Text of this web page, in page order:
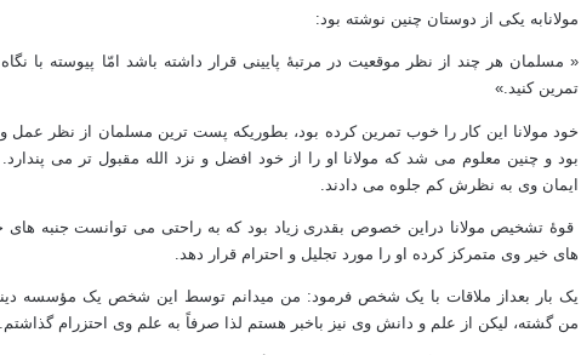
مولانابه یکی از دوستان چنین نوشته بود:
« مسلمان هر چند از نظر موقعیت در مرتبۀ پایینی قرار داشته باشد امّا پیوسته با
تمرین کنید.»
خود مولانا این کار را خوب تمرین کرده بود، بطوریکه پست ترین مسلمان از نظر
بود و چنین معلوم می شد که مولانا او را از خود افضل و نزد الله مقبول تر می
ایمان وی به نظرش کم جلوه می دادند.
قوۀ تشخیص مولانا دراین خصوص بقدری زیاد بود که به راحتی می توانست جنبه های
های خیر وی متمرکز کرده او را مورد تجلیل و احترام قرار دهد.
یک بار بعداز ملاقات با یک شخص فرمود: من میدانم توسط این شخص یک مؤسسه
من گشته، لیکن از علم و دانش وی نیز باخبر هستم لذا صرفاً به علم وی احتزرام گذاشتم.